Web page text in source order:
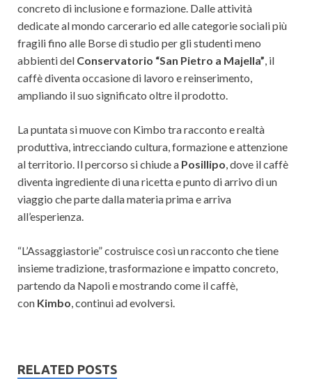
concreto di inclusione e formazione. Dalle attività
dedicate al mondo carcerario ed alle categorie sociali più
fragili fino alle Borse di studio per gli studenti meno
abbienti del Conservatorio “San Pietro a Majella”, il
caffè diventa occasione di lavoro e reinserimento,
ampliando il suo significato oltre il prodotto.
La puntata si muove con Kimbo tra racconto e realtà
produttiva, intrecciando cultura, formazione e attenzione
al territorio. Il percorso si chiude a Posillipo, dove il caffè
diventa ingrediente di una ricetta e punto di arrivo di un
viaggio che parte dalla materia prima e arriva
all’esperienza.
“L’Assaggiastorie” costruisce così un racconto che tiene
insieme tradizione, trasformazione e impatto concreto,
partendo da Napoli e mostrando come il caffè,
con Kimbo, continui ad evolversi.
RELATED POSTS